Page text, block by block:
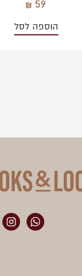
59
הוספה לסל